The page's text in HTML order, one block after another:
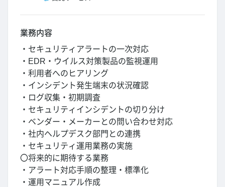
業務内容
・セキュリティアラートの一次対応
・EDR・ウイルス対策製品の監視運用
・利用者へのヒアリング
・インシデント発生端末の状況確認
・ログ収集・初期調査
・セキュリティインシデントの切り分け
・ベンダー・メーカーとの問い合わせ対応
・社内ヘルプデスク部門との連携
・セキュリティ運用業務の実施
〇将来的に期待する業務
・アラート対応手順の整理・標準化
・運用マニュアル作成